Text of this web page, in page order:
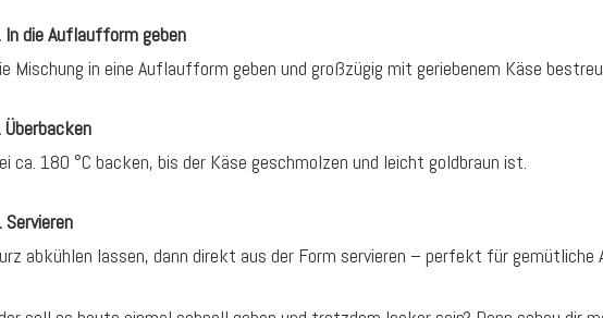
In die Auflaufform geben
Mischung in eine Auflaufform geben und großzügig mit geriebenem Käse
Überbacken
ca. 180 °C backen, bis der Käse geschmolzen und leicht goldbraun ist.
Servieren
abkühlen lassen, dann direkt aus der Form servieren – perfekt für gemütliche